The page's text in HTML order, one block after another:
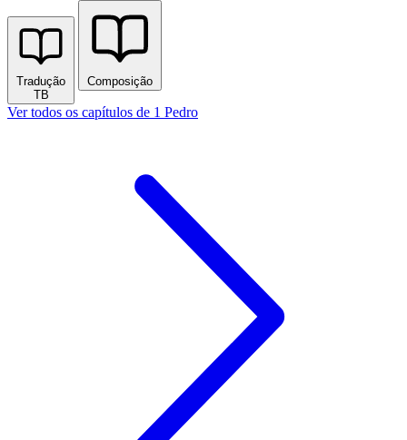
Tradução
TB
Composição
Ver todos os capítulos de 1 Pedro